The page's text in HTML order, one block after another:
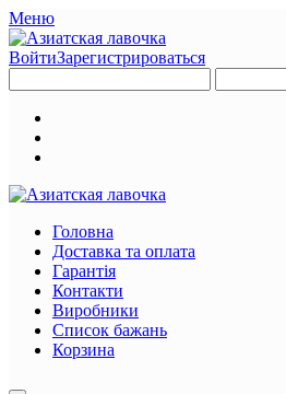
Меню
ВойтиЗарегистрироваться
Головна
Доставка та оплата
Гарантія
Контакти
Виробники
Список бажань
Корзина